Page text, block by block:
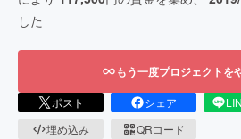
した
もう一度プロジェクトを
ポスト シェア
埋め込み
QRコード